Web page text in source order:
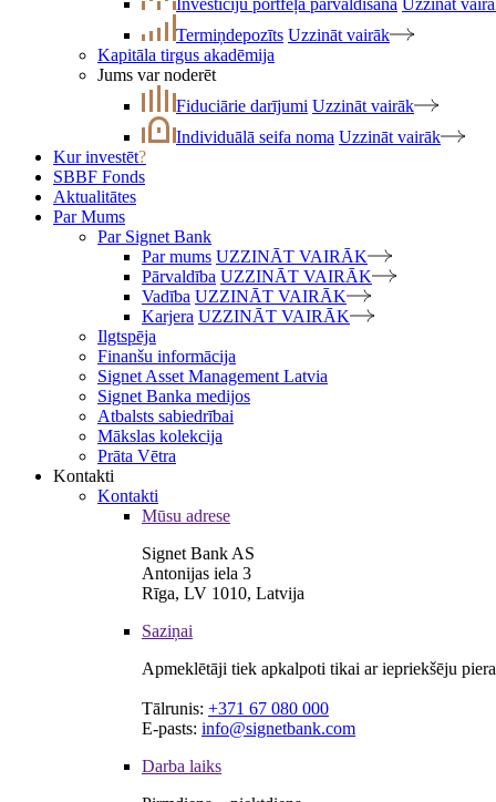
Investīciju portfeļa pārvaldīšana Uzzināt
Termiņdepozīts Uzzināt vairāk
Kapitāla tirgus akadēmija
Jums var noderēt
Fiduciārie darījumi Uzzināt vairāk
Individuālā seifa noma Uzzināt vairāk
Kur investēt?
SBBF Fonds
Aktualitātes
Par Mums
Par Signet Bank
Par mums UZZINĀT VAIRĀK
Pārvaldība UZZINĀT VAIRĀK
Vadība UZZINĀT VAIRĀK
Karjera UZZINĀT VAIRĀK
Ilgtspēja
Finanšu informācija
Signet Asset Management Latvia
Signet Banka medijos
Atbalsts sabiedrībai
Mākslas kolekcija
Prāta Vētra
Kontakti
Kontakti
Mūsu adrese
Signet Bank AS
Antonijas iela 3
Rīga, LV 1010, Latvija
Saziņai
Apmeklētāji tiek apkalpoti tikai ar iepriekšēju
Tālrunis: +371 67 080 000
E-pasts: info@signetbank.com
Darba laiks